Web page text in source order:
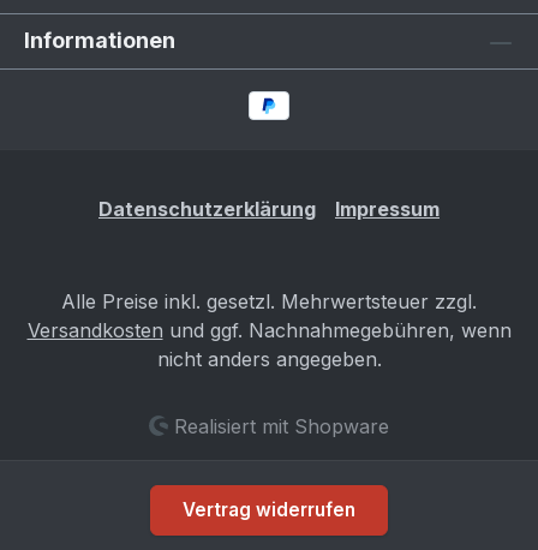
Informationen
Datenschutzerklärung Impressum
Alle Preise inkl. gesetzl. Mehrwertsteuer zzgl.
Versandkosten und ggf. Nachnahmegebühren, wenn
nicht anders angegeben.
Realisiert mit Shopware
Vertrag widerrufen